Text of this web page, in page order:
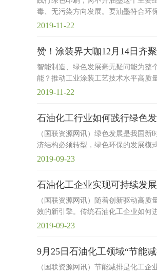
毒、无污染方向发展。要油墨符合环
2019-11-22
赞！涂装界大咖12月14日齐
智能制造、绿色发展毫无疑问能为整
能？推动工业涂装工艺技术水平高质
2019-11-22
石油化工行业如何践行绿色
（国联资源网讯）绿色发展是我国
济结构必须转型，绿色环保的发展模
2019-09-23
石油化工企业实现可持续发
（国联资源网讯）随着创新驱动高
效的新引擎。传统石油化工企业如何
2019-09-23
9月25日石油化工领域“节能
（国联资源网讯）节能减排是化工